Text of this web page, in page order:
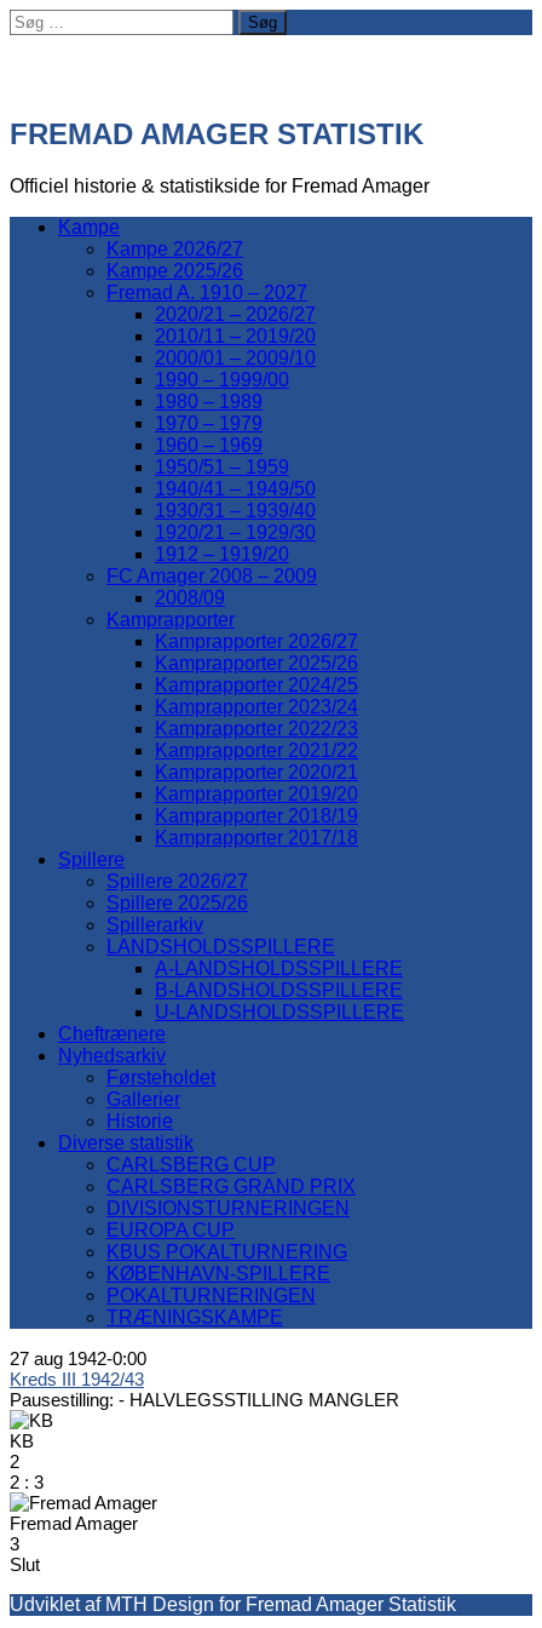
Søg
efter:
FREMAD AMAGER STATISTIK
Officiel historie & statistikside for Fremad Amager
Kampe
Kampe 2026/27
Kampe 2025/26
Fremad A. 1910 – 2027
2020/21 – 2026/27
2010/11 – 2019/20
2000/01 – 2009/10
1990 – 1999/00
1980 – 1989
1970 – 1979
1960 – 1969
1950/51 – 1959
1940/41 – 1949/50
1930/31 – 1939/40
1920/21 – 1929/30
1912 – 1919/20
FC Amager 2008 – 2009
2008/09
Kamprapporter
Kamprapporter 2026/27
Kamprapporter 2025/26
Kamprapporter 2024/25
Kamprapporter 2023/24
Kamprapporter 2022/23
Kamprapporter 2021/22
Kamprapporter 2020/21
Kamprapporter 2019/20
Kamprapporter 2018/19
Kamprapporter 2017/18
Spillere
Spillere 2026/27
Spillere 2025/26
Spillerarkiv
LANDSHOLDSSPILLERE
A-LANDSHOLDSSPILLERE
B-LANDSHOLDSSPILLERE
U-LANDSHOLDSSPILLERE
Cheftrænere
Nyhedsarkiv
Førsteholdet
Gallerier
Historie
Diverse statistik
CARLSBERG CUP
CARLSBERG GRAND PRIX
DIVISIONSTURNERINGEN
EUROPA CUP
KBUS POKALTURNERING
KØBENHAVN-SPILLERE
POKALTURNERINGEN
TRÆNINGSKAMPE
27 aug 1942-0:00
Kreds III 1942/43
Pausestilling: - HALVLEGSSTILLING MANGLER
KB
2
2 : 3
Fremad Amager
3
Slut
Udviklet af MTH Design for Fremad Amager Statistik